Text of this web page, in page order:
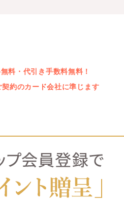
料・代引き手数料無料！
約のカード会社に準じます